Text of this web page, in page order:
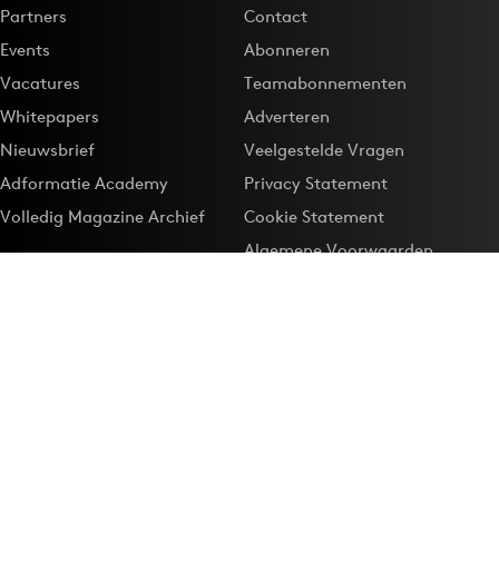
Partners
Events
Vacatures
Whitepapers
Nieuwsbrief
Adformatie Academy
Volledig Magazine Archief
Contact
Abonneren
Teamabonnementen
Adverteren
Veelgestelde Vragen
Privacy Statement
Cookie Statement
Algemene Voorwaarden